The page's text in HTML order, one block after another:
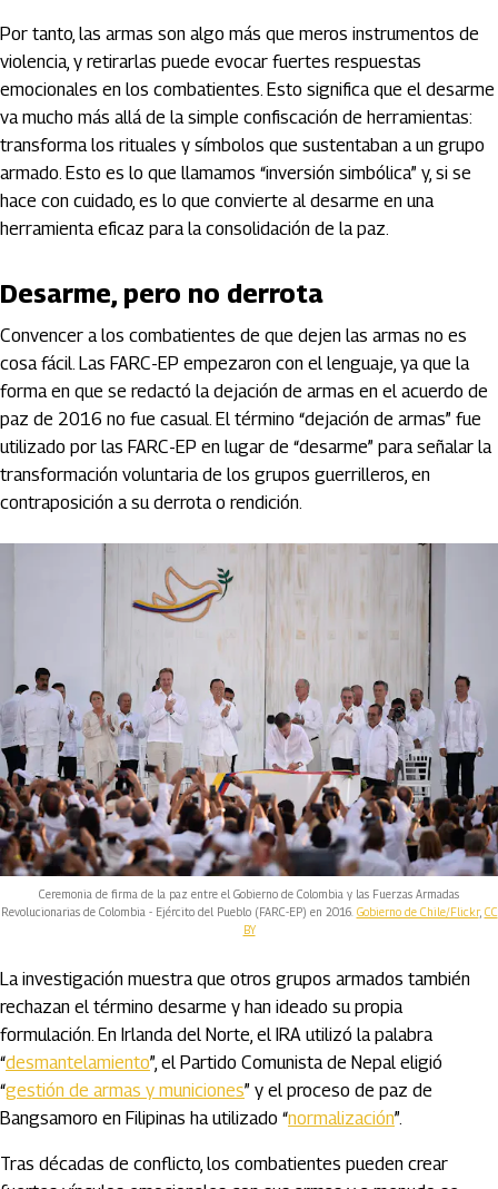
Por tanto, las armas son algo más que meros instrumentos de
violencia, y retirarlas puede evocar fuertes respuestas
emocionales en los combatientes. Esto significa que el desarme
va mucho más allá de la simple confiscación de herramientas:
transforma los rituales y símbolos que sustentaban a un grupo
armado. Esto es lo que llamamos “inversión simbólica” y, si se
hace con cuidado, es lo que convierte al desarme en una
herramienta eficaz para la consolidación de la paz.
Desarme, pero no derrota
Convencer a los combatientes de que dejen las armas no es
cosa fácil. Las FARC-EP empezaron con el lenguaje, ya que la
forma en que se redactó la dejación de armas en el acuerdo de
paz de 2016 no fue casual. El término “dejación de armas” fue
utilizado por las FARC-EP en lugar de “desarme” para señalar la
transformación voluntaria de los grupos guerrilleros, en
contraposición a su derrota o rendición.
Ceremonia de firma de la paz entre el Gobierno de Colombia y las Fuerzas Armadas
Revolucionarias de Colombia - Ejército del Pueblo (FARC-EP) en 2016. Gobierno de Chile/Flickr, CC
BY
La investigación muestra que otros grupos armados también
rechazan el término desarme y han ideado su propia
formulación. En Irlanda del Norte, el IRA utilizó la palabra
“desmantelamiento”, el Partido Comunista de Nepal eligió
“gestión de armas y municiones” y el proceso de paz de
Bangsamoro en Filipinas ha utilizado “normalización”.
Tras décadas de conflicto, los combatientes pueden crear